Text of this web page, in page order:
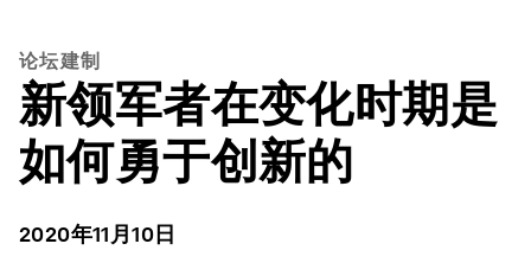
论坛建制
新领军者在变化时期是
如何勇于创新的
2020年11月10日